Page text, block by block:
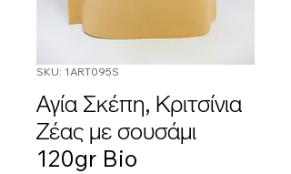
SKU: 1ART095S
Αγία Σκέπη, Κριτσίνια
Ζέας με σουσάμι
120gr Bio